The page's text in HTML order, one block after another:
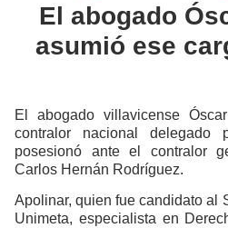
El abogado
asumió ese
El abogado villavicense
contralor nacional
posesionó ante el contralor
Carlos Hernán Rodríguez.
Apolinar, quien fue candidato al
Unimeta, especialista en